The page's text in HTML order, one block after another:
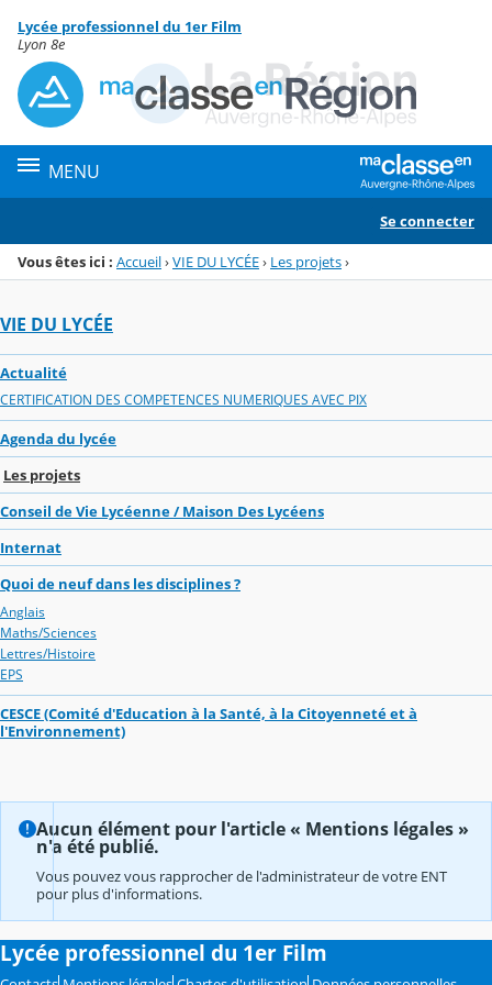
Menu de la rubrique
Contenu
Lycée professionnel du 1er Film
Lyon 8e
MENU
Se connecter
Vous êtes ici : Accueil›VIE DU LYCÉE› Les projets›
VIE DU LYCÉE
Actualité
CERTIFICATION DES COMPETENCES NUMERIQUES AVEC PIX
Agenda du lycée
Les projets
Conseil de Vie Lycéenne / Maison Des Lycéens
Internat
Quoi de neuf dans les disciplines ?
Anglais
Maths/Sciences
Lettres/Histoire
EPS
CESCE (Comité d'Education à la Santé, à la Citoyenneté et à
l'Environnement)
Aucun élément pour l'article « Mentions légales »
n'a été publié.
Vous pouvez vous rapprocher de l'administrateur de votre ENT
pour plus d'informations.
Lycée professionnel du 1er Film